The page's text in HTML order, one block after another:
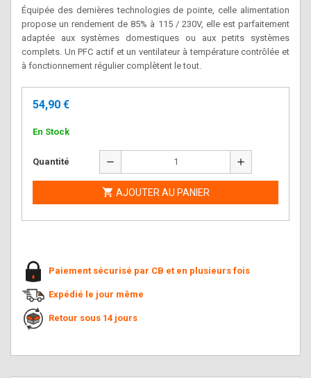
Équipée des dernières technologies de pointe, celle alimentation
propose un rendement de 85% à 115 / 230V, elle est parfaitement
adaptée aux systèmes domestiques ou aux petits systèmes
complets. Un PFC actif et un ventilateur à température contrôlée et
à fonctionnement régulier complètent le tout.
54,90 €
En Stock
Quantité remove add
 AJOUTER AU PANIER
Paiement sécurisé par CB et en plusieurs fois
Expédié le jour même
Retour sous 14 jours